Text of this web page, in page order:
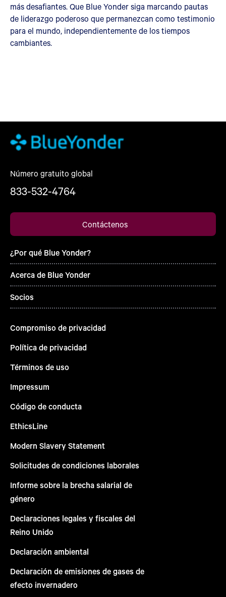
más desafiantes. Que Blue Yonder siga marcando pautas
de liderazgo poderoso que permanezcan como testimonio
para el mundo, independientemente de los tiempos
cambiantes.
Número gratuito global
833-532-4764
Contáctenos
¿Por qué Blue Yonder?
Acerca de Blue Yonder
Socios
Compromiso de privacidad
Política de privacidad
Términos de uso
Impressum
Código de conducta
EthicsLine
Modern Slavery Statement
Solicitudes de condiciones laborales
Informe sobre la brecha salarial de
género
Declaraciones legales y fiscales del
Reino Unido
Declaración ambiental
Declaración de emisiones de gases de
efecto invernadero